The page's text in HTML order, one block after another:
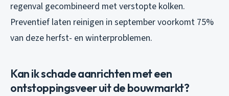
regenval gecombineerd met verstopte kolken.
Preventief laten reinigen in september voorkomt 75%
van deze herfst- en winterproblemen.
Kan ik schade aanrichten met een
ontstoppingsveer uit de bouwmarkt?